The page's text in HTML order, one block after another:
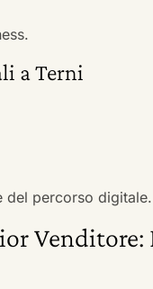
a Terni
del percorso digitale.